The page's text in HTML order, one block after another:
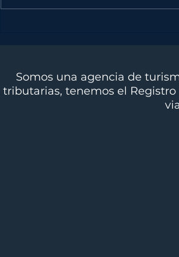
Somos una agencia de
tributarias, tenemos el